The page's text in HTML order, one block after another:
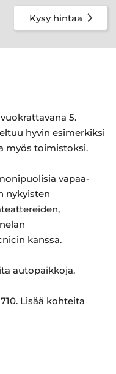
Kysy hintaa
5.
hyvin esimerkiksi
myös toimistoksi.
vapaa-
nykyisten
kanssa.
autopaikkoja.
Lisää kohteita